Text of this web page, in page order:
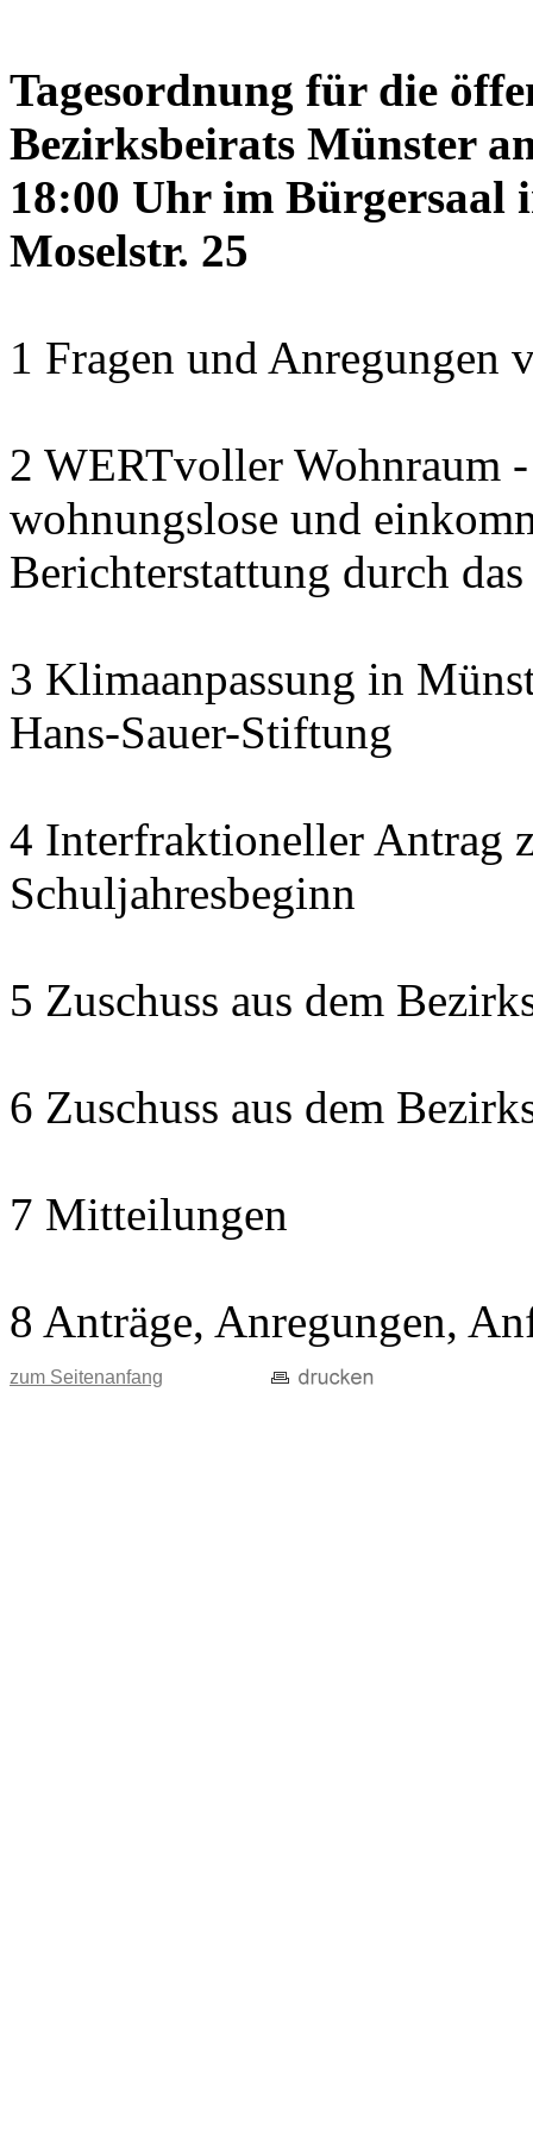
Tagesordnung für die
Bezirksbeirats Münster
18:00 Uhr im
Moselstr. 25
1 Fragen und Anregungen
2 WERTvoller Wohnraum
wohnungslose und
Berichterstattung durch
3 Klimaanpassung in
Hans-Sauer-Stiftung
4 Interfraktioneller Antrag
Schuljahresbeginn
5 Zuschuss aus dem
6 Zuschuss aus dem
7 Mitteilungen
8 Anträge, Anregungen,
zum Seitenanfang